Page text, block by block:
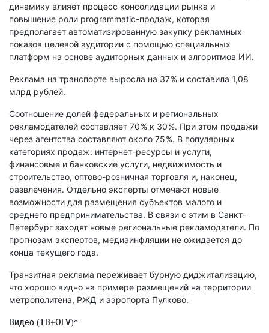
динамику влияет процесс консолидации рынка и
повышение роли programmatic-продаж, которая
предполагает автоматизированную закупку рекламных
показов целевой аудитории с помощью специальных
платформ на основе аудиторных данных и алгоритмов ИИ.
Реклама на транспорте выросла на 37 % и составила 1,08
млрд рублей.
Соотношение долей федеральных и региональных
рекламодателей составляет 70 % к 30 %. При этом продажи
через агентства составляют около 75 %. В популярных
категориях продаж: интернет-ресурсы и услуги,
финансовые и банковские услуги, недвижимость и
строительство, оптово-розничная торговля и, наконец,
развлечения. Отдельно эксперты отмечают новые
возможности для размещения субъектов малого и
среднего предпринимательства. В связи с этим в Санкт-
Петербург заходят новые региональные рекламодатели. По
прогнозам экспертов, медиаинфляции не ожидается до
конца текущего года.
Транзитная реклама переживает бурную диджитализацию,
что хорошо видно на примере размещений на территории
метрополитена, РЖД и аэропорта Пулково.
Видео (ТВ+OLV)*